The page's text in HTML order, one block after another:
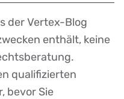
der Vertex-Blog
enthält, keine
qualifizierten
bevor Sie